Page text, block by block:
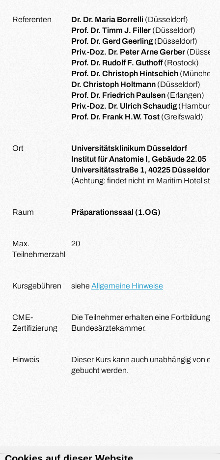
Referenten Dr. Dr. Maria Borrelli (Düsseldorf)
Prof. Dr. Timm J. Filler (Düsseldorf)
Prof. Dr. Gerd Geerling(Düsseldorf)
Priv.-Doz. Dr. Peter Arne Gerber
Prof. Dr. Rudolf F. Guthoff(Rostock)
Prof. Dr. Christoph Hintschich (München)
Dr. Christoph Holtmann (Düsseldorf)
Prof. Dr. Friedrich Paulsen (Erlangen)
Priv.-Doz. Dr. Ulrich Schaudig(Hamburg)
Prof. Dr. Frank H.W. Tost (Greifswald)
Ort
Universitätsklinikum Düsseldorf
Institut für Anatomie I, Gebäude 22.05
Universitätsstraße 1, 40225 Düsseldorf
(Achtung: findet nicht im Maritim Hotel
Raum Präparationssaal (1.OG)
Max.
Teilnehmerzahl
20
Kursgebühren siehe Allgemeine Hinweise
CME-
Zertifizierung
Die Teilnehmer erhalten eine
Bundesärztekammer.
Hinweis
Dieser Kurs kann auch unabhängig von
gebucht werden.